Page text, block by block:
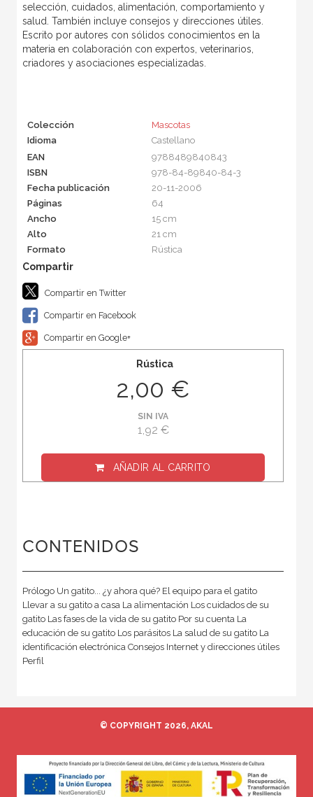
selección, cuidados, alimentación, comportamiento y
salud. También incluye consejos y direcciones útiles.
Escrito por autores con sólidos conocimientos en la
materia en colaboración con expertos, veterinarios,
criadores y asociaciones especializadas.
Colección
Mascotas
Idioma
Castellano
EAN
9788489840843
ISBN
978-84-89840-84-3
Fecha publicación
20-11-2006
Páginas
64
Ancho
15 cm
Alto
21 cm
Formato
Rústica
Compartir en Twitter
Compartir en Facebook
Compartir en Google+
Rústica
2,00 €
SIN IVA
1,92 €
AÑADIR AL CARRITO
CONTENIDOS
Prólogo Un gatito... ¿y ahora qué? El equipo para el gatito
Llevar a su gatito a casa La alimentación Los cuidados de su
gatito Las fases de la vida de su gatito Por su cuenta La
educación de su gatito Los parásitos La salud de su gatito La
identificación electrónica Consejos Internet y direcciones útiles
Perfil
© COPYRIGHT 2026, AKAL